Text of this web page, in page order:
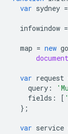
var sydney =
infowindow =
map = new
document
var request
query :
fields : [
};
var service